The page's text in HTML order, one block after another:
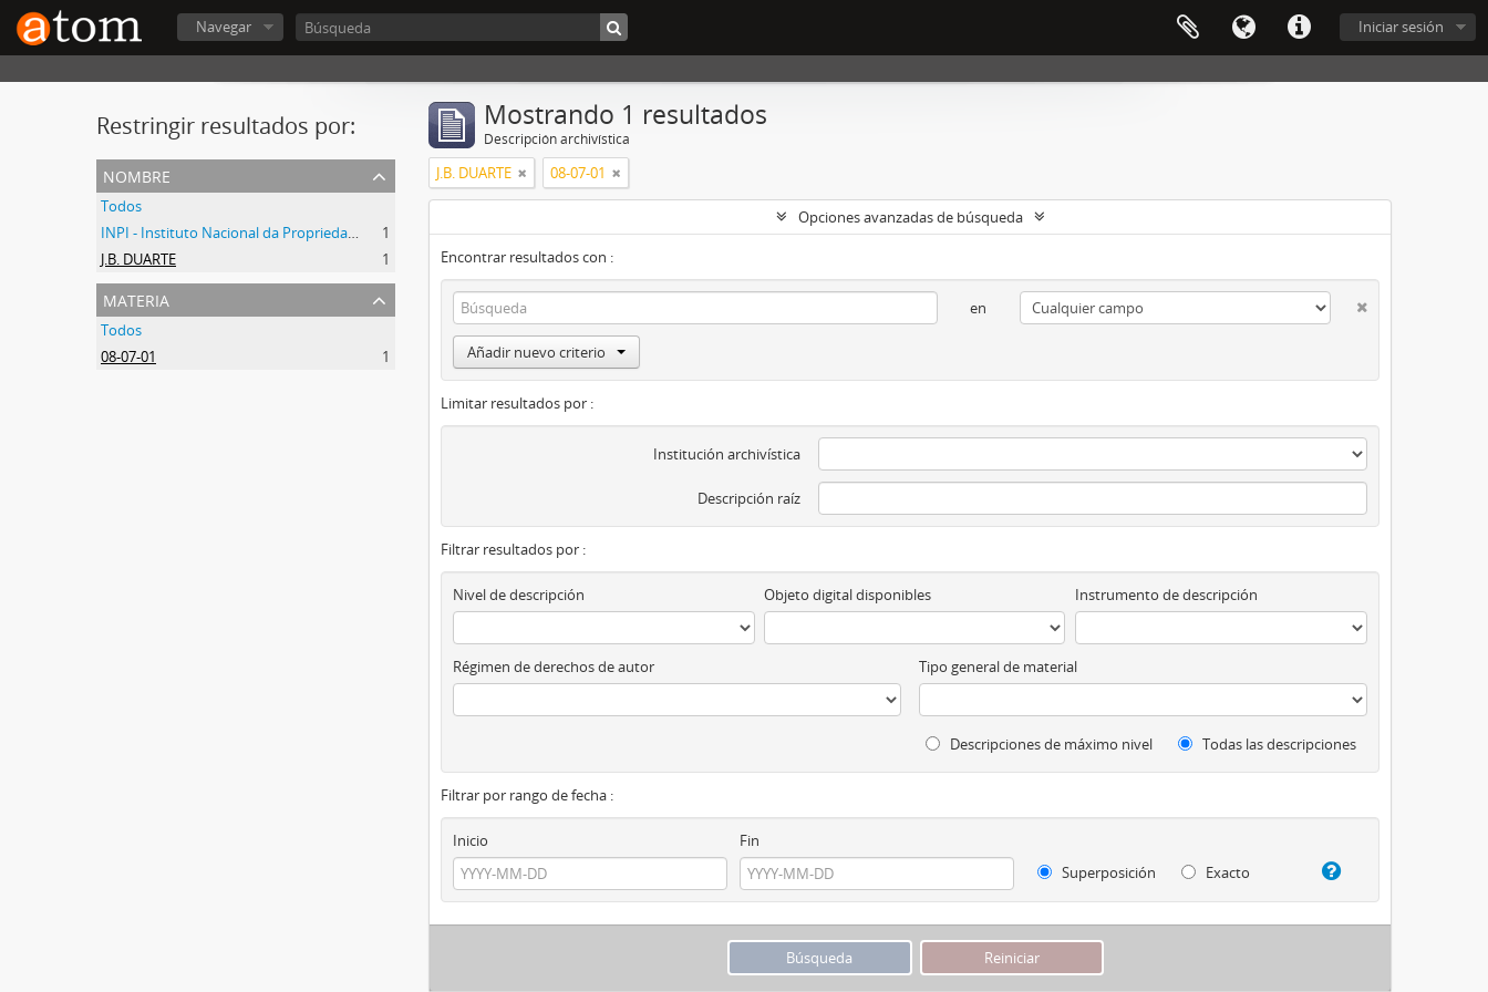
Iniciar sesión
Navegar
Restringir resultados por:
nombre
Todos
INPI - Instituto Nacional da Propriedade Industrial
1
J.B. DUARTE
1
materia
Todos
08-07-01
1
Mostrando 1 resultados
Descripción archivística
J.B. DUARTE 08-07-01
Opciones avanzadas de búsqueda
Encontrar resultados con :
en
Añadir nuevo criterio
Limitar resultados por :
Institución archivística
Descripción raíz
Filtrar resultados por :
Nivel de descripción Objeto digital disponibles Instrumento de descripción
Régimen de derechos de autor Tipo general de material
Descripciones de máximo nivel Todas las descripciones
Filtrar por rango de fecha :
Inicio
Fin
Superposición
Exacto